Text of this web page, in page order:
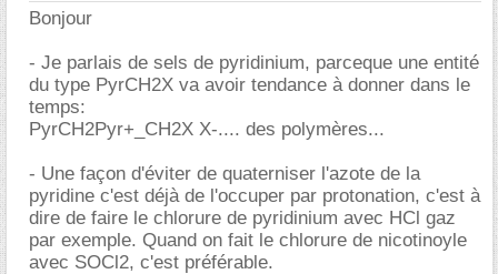
Bonjour
- Je parlais de sels de pyridinium, parceque une entité
du type PyrCH2X va avoir tendance à donner dans le
temps:
PyrCH2Pyr+_CH2X X-.... des polymères...
- Une façon d'éviter de quaterniser l'azote de la
pyridine c'est déjà de l'occuper par protonation, c'est à
dire de faire le chlorure de pyridinium avec HCl gaz
par exemple. Quand on fait le chlorure de nicotinoyle
avec SOCl2, c'est préférable.